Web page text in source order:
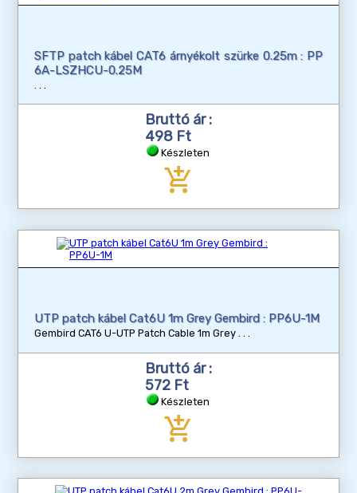
SFTP patch kábel CAT6 árnyékolt szürke 0.25m : PP
6A-LSZHCU-0.25M
Bruttó ár :
498 Ft
Készleten
add_shopping_cart
UTP patch kábel Cat6U 1m Grey Gembird : PP6U-1M
Gembird CAT6 U-UTP Patch Cable 1m Grey
Bruttó ár :
572 Ft
Készleten
add_shopping_cart